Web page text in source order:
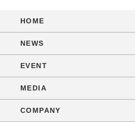
HOME
NEWS
EVENT
MEDIA
COMPANY